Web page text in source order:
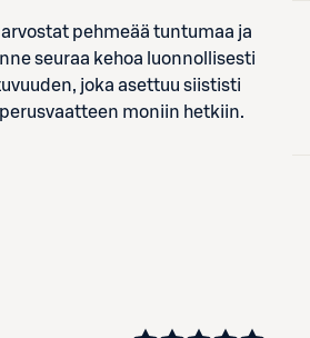
pehmeää tuntumaa ja
seuraa kehoa luonnollisesti
joka asettuu siististi
moniin hetkiin.